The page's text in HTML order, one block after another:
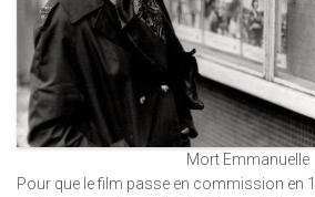
Mort Emmanuelle
Pour que le film passe en commission en